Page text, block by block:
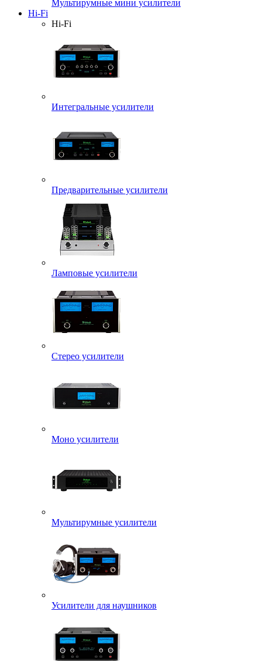
Мультирумные мини усилители
Hi-Fi
Hi-Fi
Интегральные усилители
Предварительные усилители
Ламповые усилители
Стерео усилители
Моно усилители
Мультирумные усилители
Усилители для наушников